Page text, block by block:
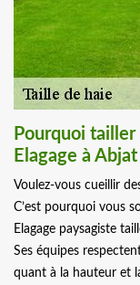
Pourquoi
Elagage à
Voulez-vous cueillir
C’est pourquoi vous
Elagage paysagiste
Ses équipes
quant à la hauteur et